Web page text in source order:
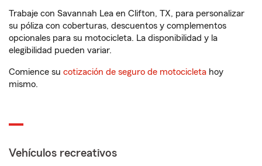
Trabaje con Savannah Lea en Clifton, TX, para personalizar
su póliza con coberturas, descuentos y complementos
opcionales para su motocicleta. La disponibilidad y la
elegibilidad pueden variar.
Comience su cotización de seguro de motocicleta hoy
mismo.
Vehículos recreativos